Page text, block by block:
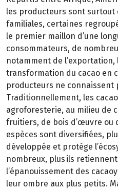
les producteurs sont
familiales, certaines
le premier maillon d’une
consommateurs, de
notamment de
transformation du cacao en
producteurs ne connaissent
Traditionnellement, les
agroforesterie, au milieu de
fruitiers, de bois d’œuvre ou
espèces sont diversifiées,
développée et protège
nombreux, plus ils
l’épanouissement des
leur ombre aux plus petits.